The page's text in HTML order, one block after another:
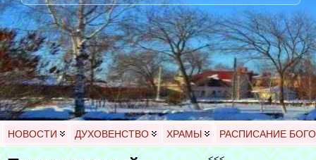
НОВОСТИ ДУХОВЕНСТВО ХРАМЫ РАСПИСАНИЕ